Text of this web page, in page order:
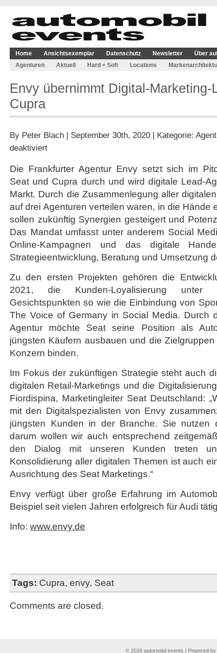
Home Ansichtsexemplar Datenschutz Newsletter
Über
Agenturen
Aktuell Hard + Soft Locations
Envy übernimmt Digital-
Cupra
By Peter Blach | September 30th, 2020 | Kategorie:
deaktiviertfür
Digital-
Marketing-
bei
Seat
und
Cupra
Die Frankfurter Agentur Envy setzt sich im
Seat und Cupra durch und wird digitale Lead-
Markt. Durch die Zusammenlegung aller
auf drei Agenturen verteilen waren, in die Hände
sollen zukünftig Synergien gesteigert und
Das Mandat umfasst unter anderem Social
Online-Kampagnen und das digitale
Strategieentwicklung, Beratung und Umsetzung
Zu den ersten Projekten gehören die
2021, die Kunden-Loyalisierung unter
Gesichtspunkten so wie die Einbindung von
The Voice of Germany in Social Media. Durch
Agentur möchte Seat seine Position als
jüngsten Käufern ausbauen und die
Konzern binden.
Im Fokus der zukünftigen Strategie steht auch
digitalen Retail-Marketings und die
Fiordispina, Marketingleiter Seat Deutschland:
mit den Digitalspezialisten von Envy
jüngsten Kunden in der Branche. Sie nutzen
darum wollen wir auch entsprechend
den Dialog mit unseren Kunden treten
Konsolidierung aller digitalen Themen ist auch
Ausrichtung des Seat Marketings.“
Envy verfügt über große Erfahrung im
Beispiel seit vielen Jahren erfolgreich für Audi
Info: www.envy.de
Tags: Cupra, envy, Seat
Comments are closed.
© 2026 automobil events | Powered by